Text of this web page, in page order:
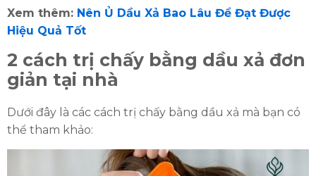
Xem thêm: Nên Ủ Dầu Xả Bao Lâu Để Đạt Được
Hiệu Quả Tốt
2 cách trị chấy bằng dầu xả đơn
giản tại nhà
Dưới đây là các cách trị chấy bằng dầu xả mà bạn có
thể tham khảo: